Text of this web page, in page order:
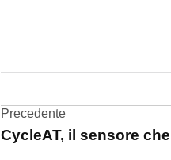
dock
Navigazione
Precedente
CycleAT, il sensore